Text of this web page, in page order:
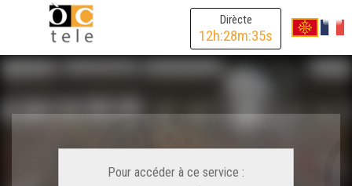
Dirècte
12h:28m:35s
Pour accéder à ce service :